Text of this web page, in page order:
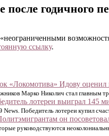
годичного
ссылку.
«Локомотива» Идову
Марко Николич стал главным
лотереи выиграл 145
Победитель лотереи купил
руководствуются